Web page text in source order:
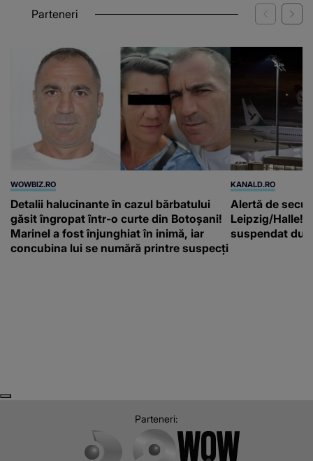
Parteneri
WOWBIZ.RO
Detalii halucinante în cazul bărbatului
găsit îngropat într-o curte din Botoșani!
Marinel a fost înjunghiat în inimă, iar
concubina lui se numără printre suspecți
KANALD.RO
Alertă de
Leipzig/Halle!
suspendat
Parteneri: